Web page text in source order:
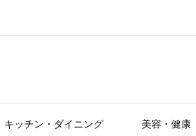
キッチン・ダイニング 美容・健康